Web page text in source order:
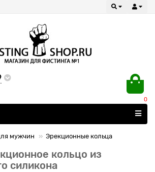
0
мужчин Эрекционные кольца
кольцо из
силикона